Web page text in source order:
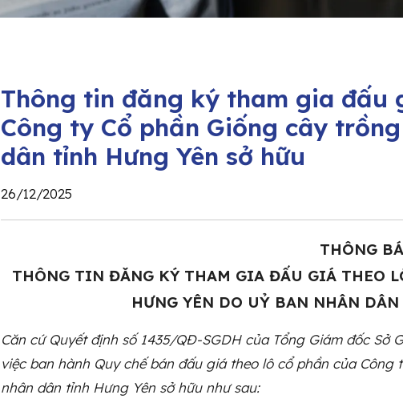
Thông tin đăng ký tham gia đấu
Công ty Cổ phần Giống cây
dân tỉnh Hưng Yên sở hữu
26/12/2025
THÔNG
THÔNG TIN ĐĂNG KÝ THAM GIA ĐẤU GIÁ THEO
HƯNG YÊN DO UỶ BAN NHÂN
Căn cứ Quyết định số 1435/QĐ-SGDH của Tổng Giám đốc
việc ban hành Quy chế bán đấu giá theo lô cổ phần của
nhân dân tỉnh Hưng Yên sở hữu như sau: